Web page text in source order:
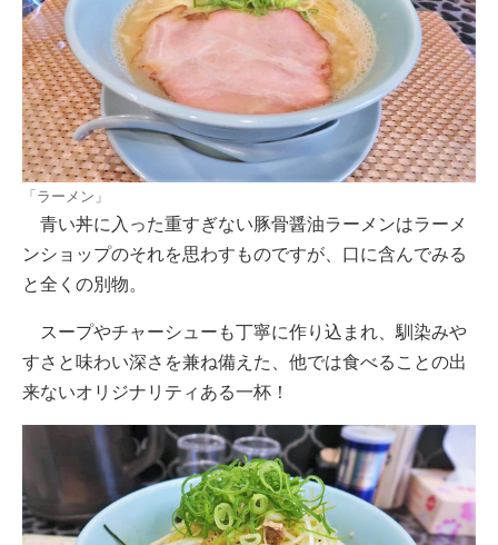
「ラーメン」
青い丼に入った重すぎない豚骨醤油ラーメンはラーメ
ンショップのそれを思わすものですが、口に含んでみる
と全くの別物。
スープやチャーシューも丁寧に作り込まれ、馴染みや
すさと味わい深さを兼ね備えた、他では食べることの出
来ないオリジナリティある一杯！